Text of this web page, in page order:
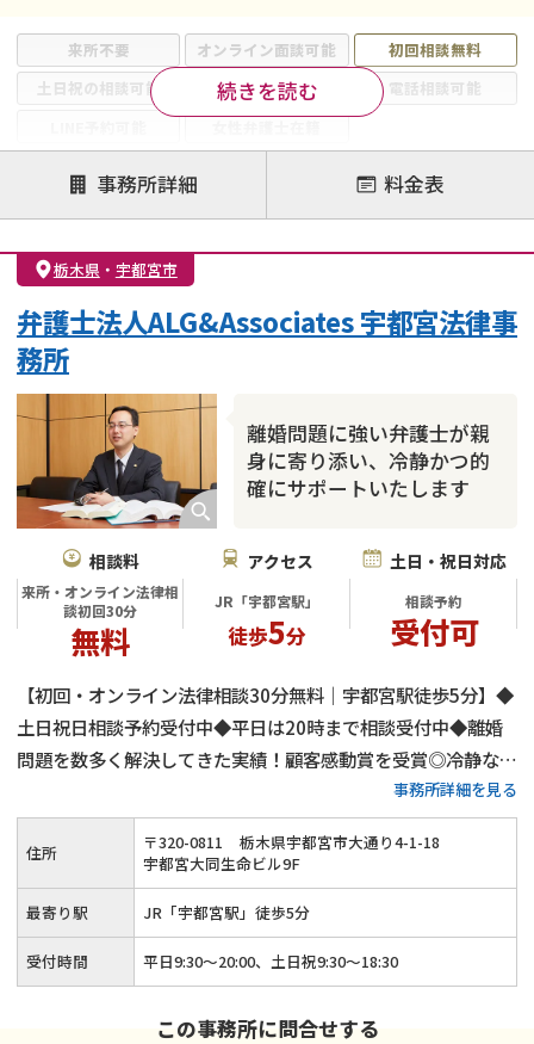
来所不要 オンライン面談可能
初回相談無料
土日祝の相談可能
19時以降電話可能
電話相談可能
注力案件
離婚前相談
離婚調停
離婚裁判
親権・面会交流権
DV
モラハラ
不貞・不倫慰謝料請求
財産分与
内縁の夫婦 熟年離婚
続きを読む
事務所詳細 料金表
栃木県 ・ 宇都宮市
離婚問題に強い弁護士が親
身に寄り添い、冷静かつ的
確にサポートいたします
弁護士法人ALG&Associates 宇都宮法律事
務所
相談料
来所・オンライン法律相
談初回30分
無料
アクセス
JR「宇都宮駅」
徒歩5分
土日・祝日対応
相談予約
受付可
【初回・オンライン法律相談30分無料｜宇都宮駅徒歩5分】◆
土日祝日相談予約受付中◆平日は20時まで相談受付中◆離婚
問題を数多く解決してきた実績！顧客感動賞を受賞◎冷静な判
断と的確な戦略で、納得のいく解決をサポート◆離婚・婚姻費
用・財産分与・親権・養育費など幅広い離婚問題に対応
事務所詳細を見る
住所 〒320-0811
栃木県宇都宮市大通り4-1-18
宇都宮大同生命ビル9F
最寄り駅 JR「宇都宮駅」徒歩5分
受付時間 平日9:30～20:00、土日祝9:30～18:30
この事務所に問合せする